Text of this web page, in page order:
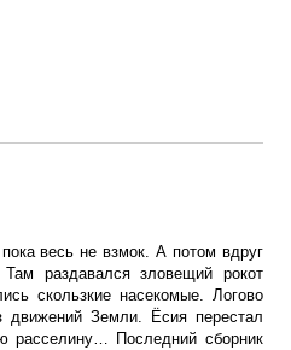
весь не взмок. А потом вдруг
раздавался зловещий рокот
скользкие насекомые. Логово
Земли. Ёсия перестал
расселину… Последний сборник